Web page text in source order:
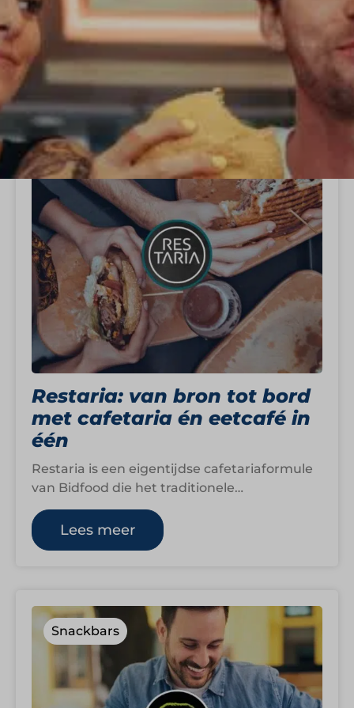
Snackbars
Restaria: van bron tot bord
met cafetaria én eetcafé in
één
Restaria is een eigentijdse cafetariaformule
van Bidfood die het traditionele
cafetariaconcept combineert met de sfeer
en uitstraling van een eetcafé.…
Lees meer
Snackbars